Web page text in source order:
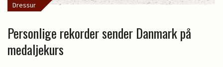
Dressur
Personlige rekorder sender Danmark på
medaljekurs